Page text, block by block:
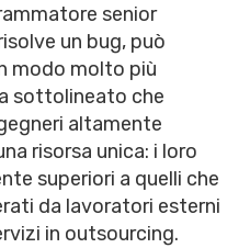
senior
un bug, può
modo molto più
sottolineato che
altamente
risorsa unica: i loro
superiori a quelli che
da lavoratori esterni
in outsourcing.